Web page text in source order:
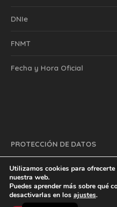
DNIe
FNMT
Fecha y Hora Oficial
PROTECCIÓN DE DATOS
inventtatte es Marketing
Utilizamos cookies para
nuestra web.
Puedes aprender más sobre qué
desactivarlas en los ajustes.
English